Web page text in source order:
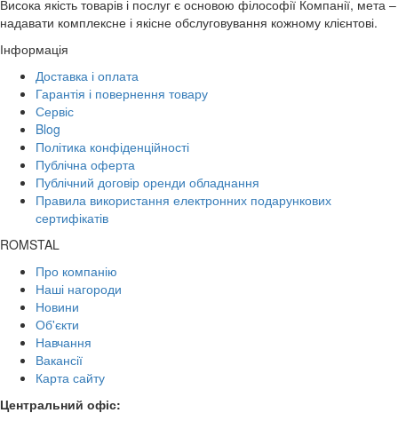
Висока якість товарів і послуг є основою філософії Компанії, мета –
надавати комплексне і якісне обслуговування кожному клієнтові.
Інформація
Доставка і оплата
Гарантія і повернення товару
Сервіс
Blog
Політика конфіденційності
Публічна оферта
Публічний договір оренди обладнання
Правила використання електронних подарункових
сертифікатів
ROMSTAL
Про компанію
Наші нагороди
Новини
Об'єкти
Навчання
Вакансії
Карта сайту
Центральний офіс: